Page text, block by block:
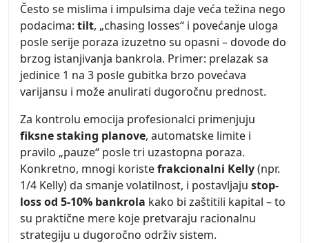
Često se mislima i impulsima daje veća težina nego
podacima: tilt, „chasing losses“ i povećanje uloga
posle serije poraza izuzetno su opasni – dovode do
brzog istanjivanja bankrola. Primer: prelazak sa
jedinice 1 na 3 posle gubitka brzo povećava
varijansu i može anulirati dugoročnu prednost.
Za kontrolu emocija profesionalci primenjuju
fiksne staking planove, automatske limite i
pravilo „pauze“ posle tri uzastopna poraza.
Konkretno, mnogi koristefrakcionalni Kelly(npr.
1/4 Kelly) da smanje volatilnost, i postavljaju stop-
loss od 5-10% bankrola kako bi zaštitili kapital – to
su praktične mere koje pretvaraju racionalnu
strategiju u dugoročno održiv sistem.